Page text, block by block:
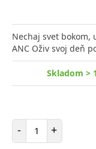
Nechaj svet bokom,
ANC Oživ svoj deň
Skladom >
- Počet položiek
+